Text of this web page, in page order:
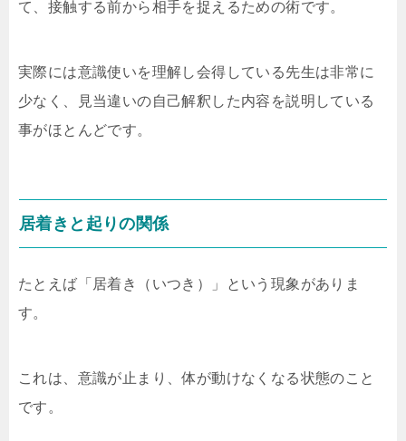
て、接触する前から相手を捉えるための術です。
実際には意識使いを理解し会得している先生は非常に
少なく、見当違いの自己解釈した内容を説明している
事がほとんどです。
居着きと起りの関係
たとえば「居着き（いつき）」という現象がありま
す。
これは、意識が止まり、体が動けなくなる状態のこと
です。